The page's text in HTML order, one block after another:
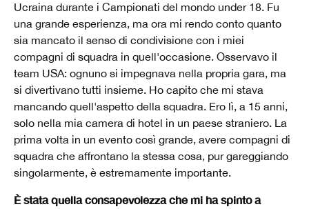
Ucraina durante i Campionati del mondo under 18. Fu
una grande esperienza, ma ora mi rendo conto quanto
sia mancato il senso di condivisione con i miei
compagni di squadra in quell'occasione. Osservavo il
team USA: ognuno si impegnava nella propria gara, ma
si divertivano tutti insieme. Ho capito che mi stava
mancando quell'aspetto della squadra. Ero lì, a 15 anni,
solo nella mia camera di hotel in un paese straniero. La
prima volta in un evento così grande, avere compagni di
squadra che affrontano la stessa cosa, pur gareggiando
singolarmente, è estremamente importante.
È stata quella consapevolezza che mi ha spinto a